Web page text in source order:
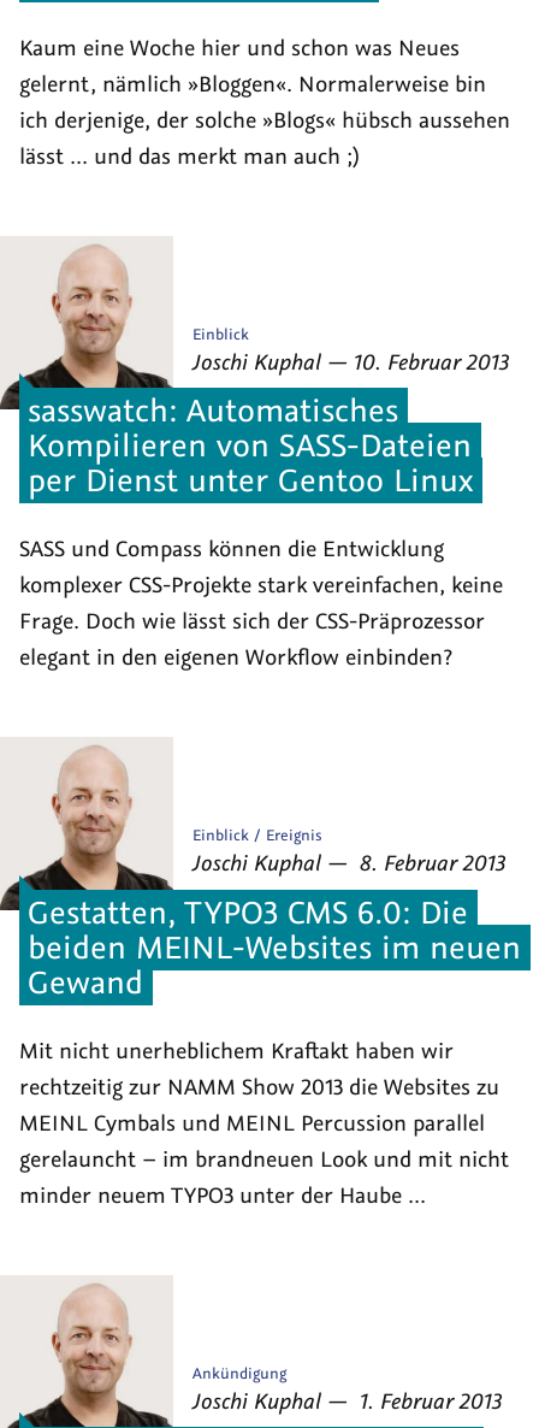
Kaum eine Woche hier und schon was Neues
gelernt, nämlich »Bloggen«. Normalerweise bin
ich derjenige, der solche »Blogs« hübsch aussehen
lässt ... und das merkt man auch ;)
sasswatch: Automatisches
Kompilieren von SASS-Dateien
per Dienst unter Gentoo Linux
SASS und Compass können die Entwicklung
komplexer CSS-Projekte stark vereinfachen, keine
Frage. Doch wie lässt sich der CSS-Präprozessor
elegant in den eigenen Workflow einbinden?
Veröffentlicht
als
Einblick
von
Joschi Kuphal — am
10. Februar 2013
Gestatten, TYPO3 CMS 6.0: Die
beiden MEINL-Websites im neuen
Gewand
Mit nicht unerheblichem Kraftakt haben wir
rechtzeitig zur NAMM Show 2013 die Websites zu
MEINL Cymbals und MEINL Percussion parallel
gerelauncht – im brandneuen Look und mit nicht
minder neuem TYPO3 unter der Haube ...
Veröffentlicht
als
Einblick Ereignis
von
Joschi Kuphal — am
8. Februar 2013
Veröffentlicht
als
Ankündigung
von
Joschi Kuphal — am
1. Februar 2013